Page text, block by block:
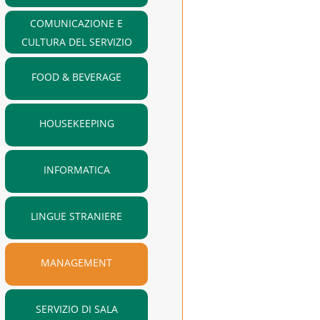
COMUNICAZIONE E
CULTURA DEL SERVIZIO
FOOD & BEVERAGE
HOUSEKEEPING
INFORMATICA
LINGUE STRANIERE
MANAGEMENT
SERVIZIO DI SALA